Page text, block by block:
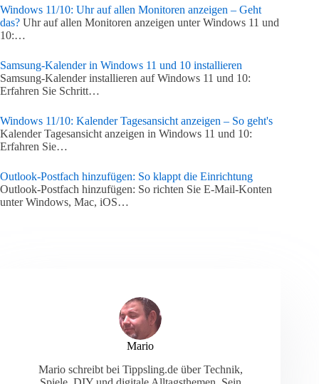
Windows 11/10: Uhr auf allen Monitoren anzeigen – Geht
das? Uhr auf allen Monitoren anzeigen unter Windows 11 und
10:…
Samsung-Kalender in Windows 11 und 10 installieren
Samsung-Kalender installieren auf Windows 11 und 10:
Erfahren Sie Schritt…
Windows 11/10: Kalender Tagesansicht anzeigen – So geht's
Kalender Tagesansicht anzeigen in Windows 11 und 10:
Erfahren Sie…
Outlook-Postfach hinzufügen: So klappt die Einrichtung
Outlook-Postfach hinzufügen: So richten Sie E-Mail-Konten
unter Windows, Mac, iOS…
Mario
Mario schreibt bei Tippsling.de über Technik,